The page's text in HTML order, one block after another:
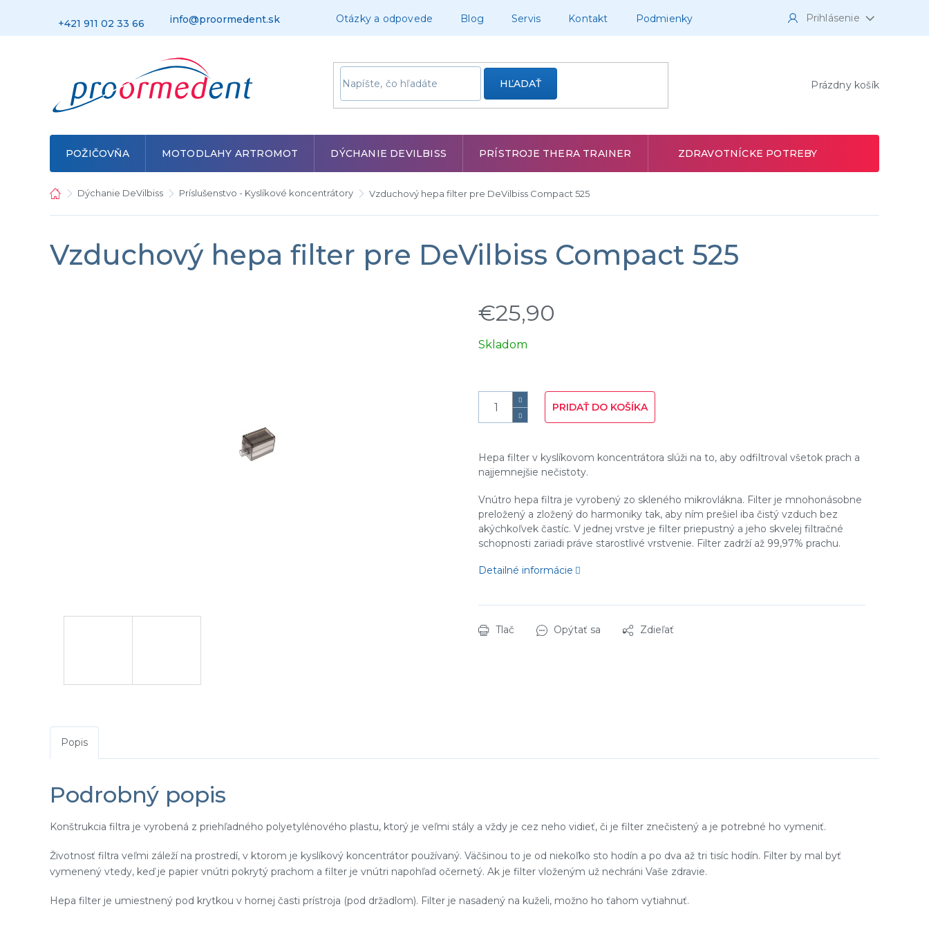
+421 911 02 33 66 info@proormedent.sk Otázky a odpovede Blog Servis Kontakt Podmienky Prihlásenie
HĽADAŤ
NÁKUPNÝ
Prázdny košík
POŽIČOVŇA MOTODLAHY ARTROMOT DÝCHANIE DEVILBISS PRÍSTROJE THERA TRAINER ZDRAVOTNÍCKE POTREBY
DomovDýchanie DeVilbiss Príslušenstvo - Kyslíkové koncentrátory Vzduchový hepa filter pre DeVilbiss Compact 525
Vzduchový hepa filter pre DeVilbiss Compact 525
€25,90
Jednotková
cena:
Skladom
PRIDAŤ DO KOŠÍKA
Hepa filter v kyslíkovom koncentrátora slúži na to, aby odfiltroval všetok prach a
najjemnejšie nečistoty.
Vnútro hepa filtra je vyrobený zo skleného mikrovlákna. Filter je mnohonásobne
preložený a zložený do harmoniky tak, aby ním prešiel iba čistý vzduch bez
akýchkoľvek častíc. V jednej vrstve je filter priepustný a jeho skvelej filtračné
schopnosti zariadi práve starostlivé vrstvenie. Filter zadrží až 99,97% prachu.
Detailné informácie
Tlač Opýtať sa Zdieľať
Popis
Podrobný popis
Konštrukcia filtra je vyrobená z priehľadného polyetylénového plastu, ktorý je veľmi stály a vždy je cez neho vidieť, či je filter znečistený a je potrebné ho vymeniť.
Životnosť filtra veľmi záleží na prostredí, v ktorom je kyslíkový koncentrátor používaný. Väčšinou to je od niekoľko sto hodín a po dva až tri tisíc hodín. Filter by mal byť
vymenený vtedy, keď je papier vnútri pokrytý prachom a filter je vnútri napohľad očernetý. Ak je filter vloženým už nechráni Vaše zdravie.
Hepa filter je umiestnený pod krytkou v hornej časti prístroja (pod držadlom). Filter je nasadený na kuželi, možno ho ťahom vytiahnuť.